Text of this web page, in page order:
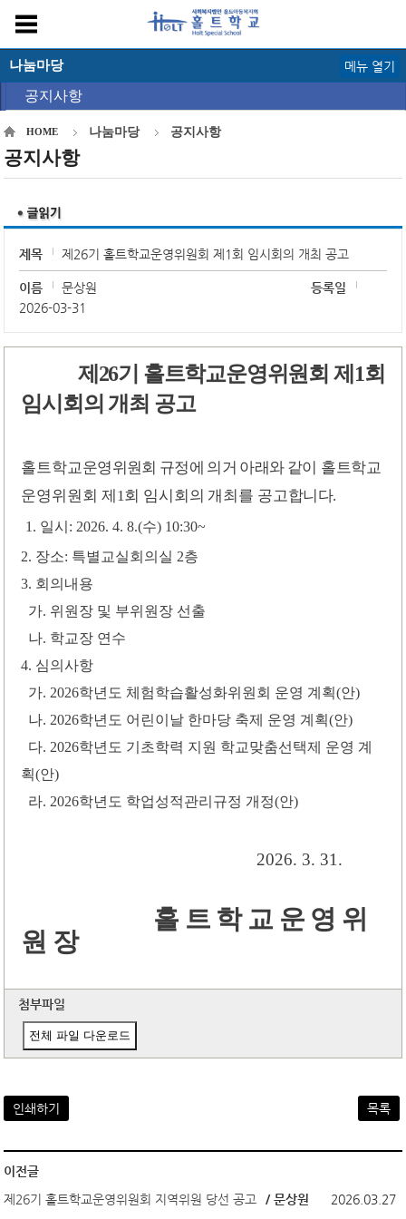
나눔마당
공지사항
메뉴 열기
HOME 나눔마당 공지사항
공지사항
제목 제26기 홀트학교운영위원회 제1회 임시회의 개최 공고
이름 문상원
등록일
2026-03-31
제 26기 홀트학교운영위원회 제 1회
임시회의 개최 공고
홀트학교운영위원회 규정에 의거 아래와 같이 홀트학교
운영위원회 제 1회 임시회의 개최를 공고합니다.
1. 일시 : 2026. 4. 8.(수) 10:30~
2. 장소: 특별교실회의실 2층
3. 회의내용
가. 위원장 및 부위원장 선출
나. 학교장 연수
4. 심의사항
가. 2026학년도 체험학습활성화위원회 운영 계획(안)
나. 2026학년도 어린이날 한마당 축제 운영 계획(안)
다. 2026학년도 기초학력 지원 학교맞춤선택제 운영 계
획(안)
라. 2026학년도 학업성적관리규정 개정(안)
2026. 3. 31.
홀 트 학 교 운 영 위
원 장
첨부파일
전체 파일 다운로드
인쇄하기 목록
이전글
제26기 홀트학교운영위원회 지역위원 당선 공고
/ 문상원 2026.03.27